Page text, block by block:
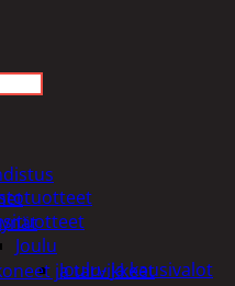
Joulu
Joulu- ja kausivalot
ja tarvikkeet